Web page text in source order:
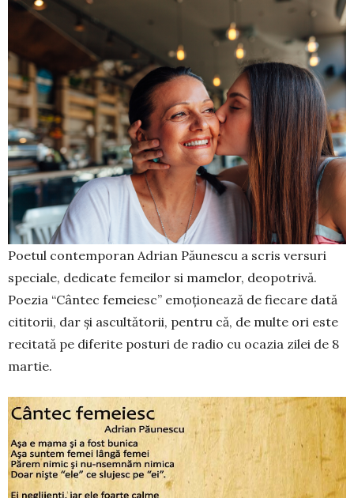
Poetul contemporan Adrian Păunescu a scris versuri
speciale, dedicate femeilor si mamelor, deopotrivă.
Poezia “Cântec femeiesc” emoționează de fiecare dată
cititorii, dar și ascultătorii, pentru că, de multe ori este
recitată pe diferite posturi de radio cu ocazia zilei de 8
martie.